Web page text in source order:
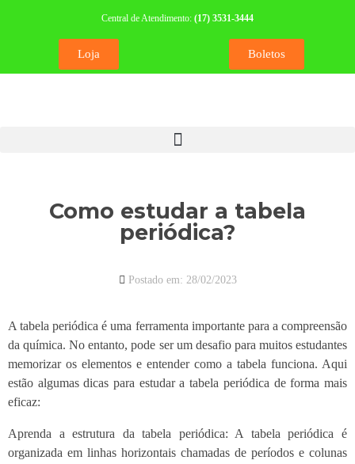
Central de Atendimento: (17) 3531-3444
Loja Boletos
Como estudar a tabela
periódica?
Postado em: 28/02/2023
A tabela periódica é uma ferramenta importante para a compreensão
da química. No entanto, pode ser um desafio para muitos estudantes
memorizar os elementos e entender como a tabela funciona. Aqui
estão algumas dicas para estudar a tabela periódica de forma mais
eficaz:
Aprenda a estrutura da tabela periódica: A tabela periódica é
organizada em linhas horizontais chamadas de períodos e colunas